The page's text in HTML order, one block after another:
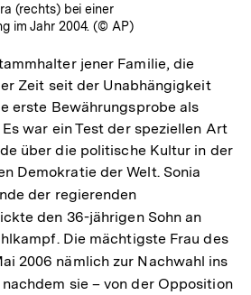
(rechts) bei einer
im Jahr 2004. (© AP)
jener Familie, die
Zeit seit der Unabhängigkeit
erste Bewährungsprobe als
war ein Test der speziellen Art
über die politische Kultur in der
Demokratie der Welt. Sonia
der regierenden
Link:
den 36-jährigen Sohn an
Die mächtigste Frau des
2006 nämlich zur Nachwahl ins
sie – von der Opposition